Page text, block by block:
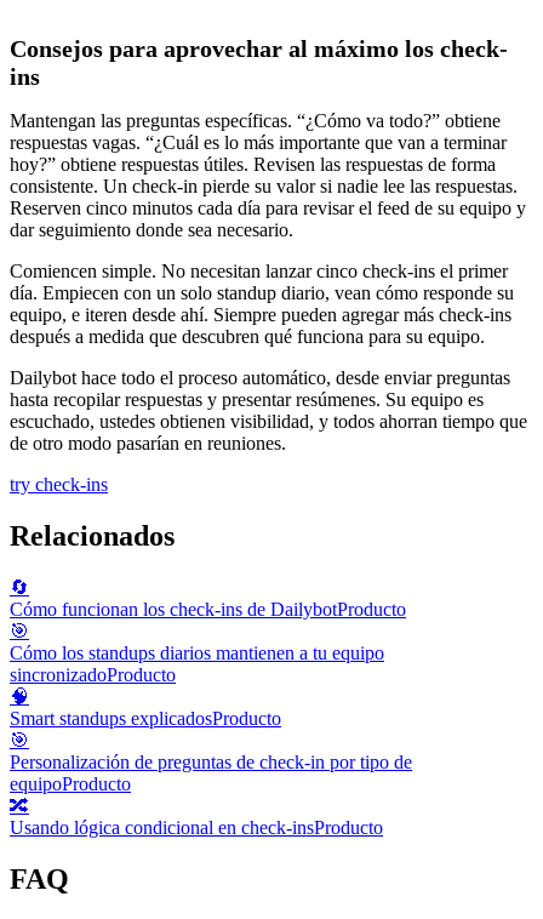
Consejos para aprovechar al máximo los check-
ins
Mantengan las preguntas específicas. “¿Cómo va todo?” obtiene
respuestas vagas. “¿Cuál es lo más importante que van a terminar
hoy?” obtiene respuestas útiles. Revisen las respuestas de forma
consistente. Un check-in pierde su valor si nadie lee las respuestas.
Reserven cinco minutos cada día para revisar el feed de su equipo y
dar seguimiento donde sea necesario.
Comiencen simple. No necesitan lanzar cinco check-ins el primer
día. Empiecen con un solo standup diario, vean cómo responde su
equipo, e iteren desde ahí. Siempre pueden agregar más check-ins
después a medida que descubren qué funciona para su equipo.
Dailybot hace todo el proceso automático, desde enviar preguntas
hasta recopilar respuestas y presentar resúmenes. Su equipo es
escuchado, ustedes obtienen visibilidad, y todos ahorran tiempo que
de otro modo pasarían en reuniones.
try check-ins
Relacionados
🔄
Cómo funcionan los check-ins de DailybotProducto
🎯
Cómo los standups diarios mantienen a tu equipo
sincronizadoProducto
🧠
Smart standups explicadosProducto
🎯
Personalización de preguntas de check-in por tipo de
equipoProducto
🔀
Usando lógica condicional en check-insProducto
FAQ